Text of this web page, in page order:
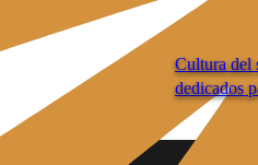
Cultura del
dedicados